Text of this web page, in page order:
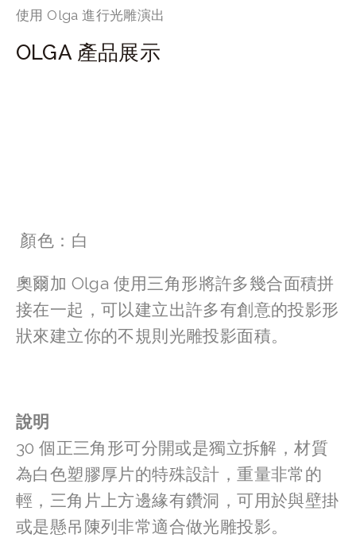
使用 Olga 進行光雕演出
OLGA 產品展示
顏色：白
奧爾加 Olga 使用三角形將許多幾合面積拼
接在一起，可以建立出許多有創意的投影形
狀來建立你的不規則光雕投影面積。
說明
30 個正三角形可分開或是獨立拆解，材質
為白色塑膠厚片的特殊設計，重量非常的
輕，三角片上方邊緣有鑽洞，可用於與壁掛
或是懸吊陳列非常適合做光雕投影。